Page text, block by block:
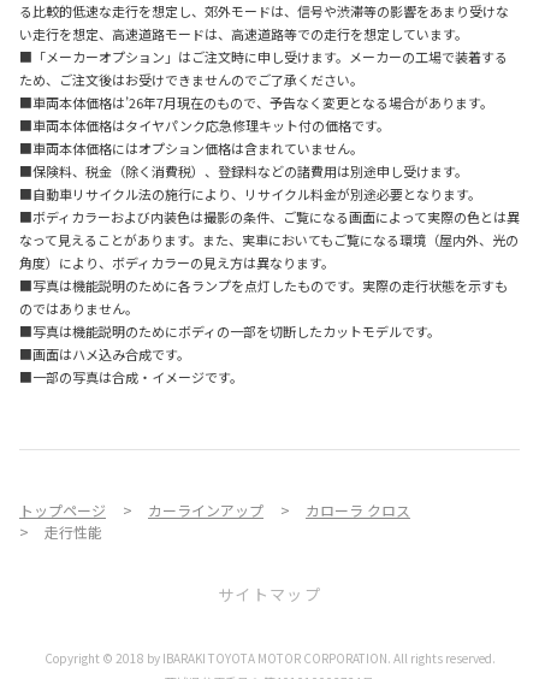
る比較的低速な走行を想定し、郊外モードは、信号や渋滞等の影響をあまり受けな
い走行を想定、高速道路モードは、高速道路等での走行を想定しています。
■「メーカーオプション」はご注文時に申し受けます。メーカーの工場で装着する
ため、ご注文後はお受けできませんのでご了承ください。
■車両本体価格は’26年7月現在のもので、予告なく変更となる場合があります。
■車両本体価格はタイヤパンク応急修理キット付の価格です。
■車両本体価格にはオプション価格は含まれていません。
■保険料、税金（除く消費税）、登録料などの諸費用は別途申し受けます。
■自動車リサイクル法の施行により、リサイクル料金が別途必要となります。
■ボディカラーおよび内装色は撮影の条件、ご覧になる画面によって実際の色とは異
なって見えることがあります。また、実車においてもご覧になる環境（屋内外、光の
角度）により、ボディカラーの見え方は異なります。
■写真は機能説明のために各ランプを点灯したものです。実際の走行状態を示すも
のではありません。
■写真は機能説明のためにボディの一部を切断したカットモデルです。
■画面はハメ込み合成です。
■一部の写真は合成・イメージです。
トップページ カーラインアップ
カローラ クロス
走行性能
サイトマップ
Copyright © 2018 by IBARAKI TOYOTA MOTOR CORPORATION. All rights reserved.